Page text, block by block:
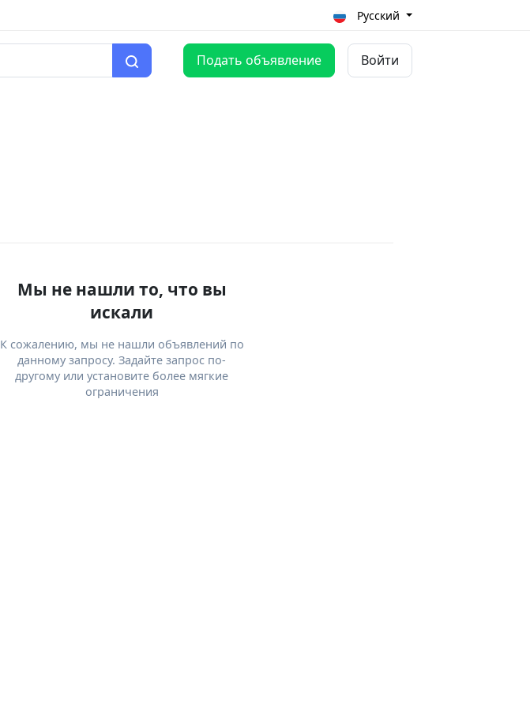
Русский
Подать объявление Войти
Мы не нашли то, что вы
искали
К сожалению, мы не нашли объявлений по
данному запросу. Задайте запрос по-
другому или установите более мягкие
ограничения